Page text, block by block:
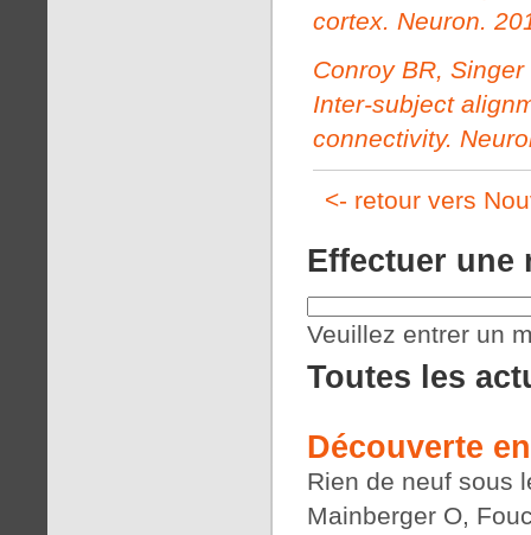
cortex. Neuron.
Conroy BR,
Inter-subject
connectivity.
<- retour vers
Effectuer une
Veuillez entrer un
Toutes les
Découverte
Rien de neuf sous
Mainberger O,